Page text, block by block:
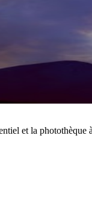
et la photothèque